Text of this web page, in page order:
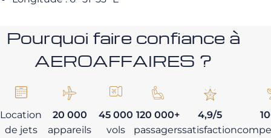
Pourquoi faire confiance à
AEROAFFAIRES ?
Location
de jets
20 000
appareils
45 000
vols
120 000+
passagers
4,9/5
satisfaction